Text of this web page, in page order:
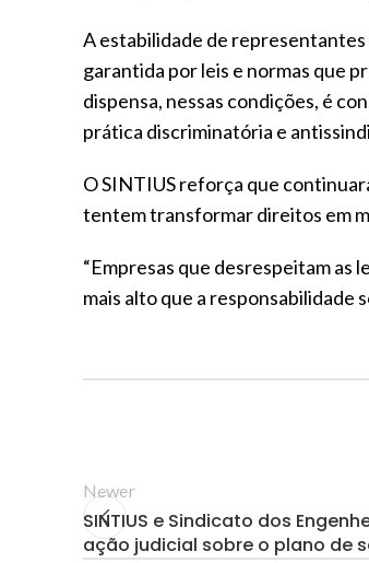
A estabilidade de representantes
garantida por leis e normas que
dispensa, nessas condições, é
prática discriminatória e
O SINTIUS reforça que
tentem transformar direitos em
“Empresas que desrespeitam as
mais alto que a responsabilidade
Newer
SINTIUS e Sindicato dos
ação judicial sobre o plano de